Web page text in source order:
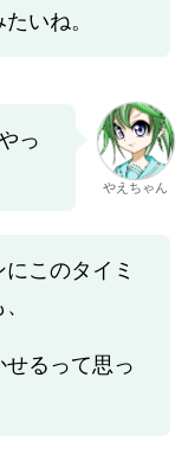
いね。
っ
やえちゃん
このタイミ
るって思っ